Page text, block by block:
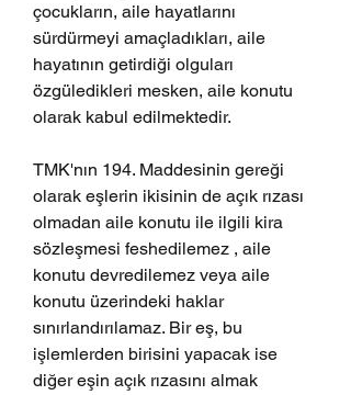
çocukların, aile hayatlarını
sürdürmeyi amaçladıkları, aile
hayatının getirdiği olguları
özgüledikleri mesken, aile konutu
olarak kabul edilmektedir.
TMK'nın 194. Maddesinin gereği
olarak eşlerin ikisinin de açık rızası
olmadan aile konutu ile ilgili kira
sözleşmesi feshedilemez , aile
konutu devredilemez veya aile
konutu üzerindeki haklar
sınırlandırılamaz. Bir eş, bu
işlemlerden birisini yapacak ise
diğer eşin açık rızasını almak